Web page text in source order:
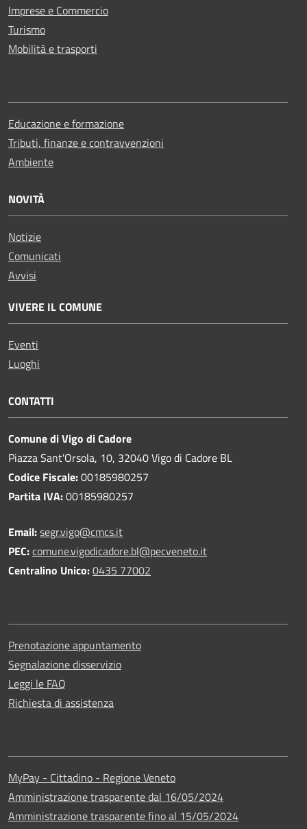
Imprese e Commercio
Turismo
Mobilità e trasporti
Educazione e formazione
Tributi, finanze e contravvenzioni
Ambiente
NOVITÀ
Notizie
Comunicati
Avvisi
VIVERE IL COMUNE
Eventi
Luoghi
CONTATTI
Comune di Vigo di Cadore
Piazza Sant'Orsola, 10, 32040 Vigo di Cadore BL
Codice Fiscale:00185980257
Partita IVA:00185980257
Email:segr.vigo@cmcs.it
PEC:comune.vigodicadore.bl@pecveneto.it
Centralino Unico:0435 77002
Prenotazione appuntamento
Segnalazione disservizio
Leggi le FAQ
Richiesta di assistenza
MyPay - Cittadino - Regione Veneto
Amministrazione trasparente dal 16/05/2024
Amministrazione trasparente fino al 15/05/2024